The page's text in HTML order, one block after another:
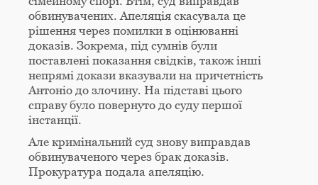
обвинувачених. Апеляція скасувала це
рішення через помилки в оцінюванні
доказів. Зокрема, під сумнів були
поставлені показання свідків, також інші
непрямі докази вказували на причетність
Антоніо до злочину. На підставі цього
справу було повернуто до суду першої
інстанції.
Але кримінальний суд знову виправдав
обвинуваченого через брак доказів.
Прокуратура подала апеляцію.